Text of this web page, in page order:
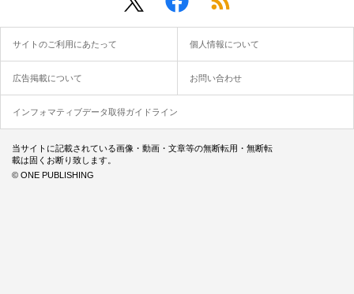
サイトのご利用にあたって 個人情報について
広告掲載について お問い合わせ
インフォマティブデータ取得ガイドライン
当サイトに記載されている画像・動画・文章等の無断転用・無断転
載は固くお断り致します。
© ONE PUBLISHING